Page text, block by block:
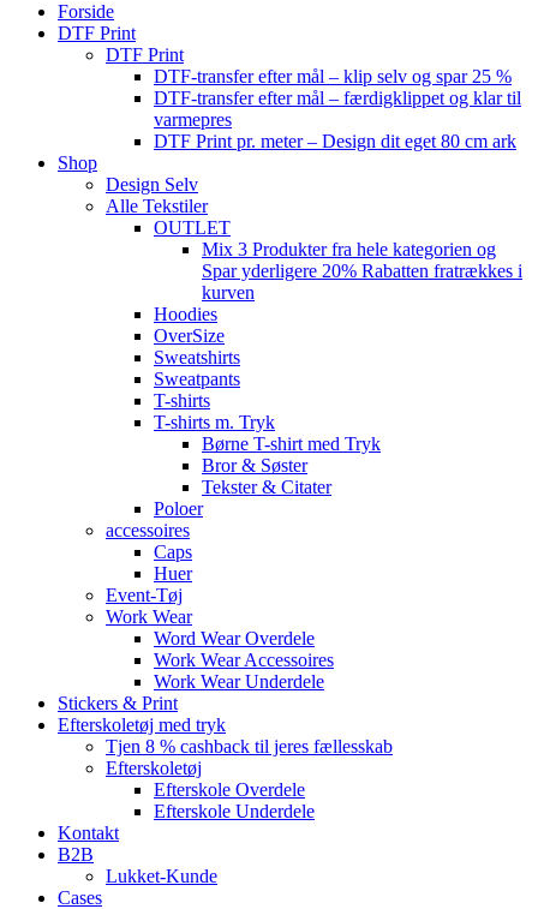
Forside
DTF Print
DTF Print
DTF-transfer efter mål – klip selv og spar 25 %
DTF-transfer efter mål – færdigklippet og klar til
varmepres
DTF Print pr. meter – Design dit eget 80 cm ark
Shop
Design Selv
Alle Tekstiler
OUTLET
Mix 3 Produkter fra hele kategorien og
Spar yderligere 20% Rabatten fratrækkes i
kurven
Hoodies
OverSize
Sweatshirts
Sweatpants
T-shirts
T-shirts m. Tryk
Børne T-shirt med Tryk
Bror & Søster
Tekster & Citater
Poloer
accessoires
Caps
Huer
Event-Tøj
Work Wear
Word Wear Overdele
Work Wear Accessoires
Work Wear Underdele
Stickers & Print
Efterskoletøj med tryk
Tjen 8 % cashback til jeres fællesskab
Efterskoletøj
Efterskole Overdele
Efterskole Underdele
Kontakt
B2B
Lukket-Kunde
Cases